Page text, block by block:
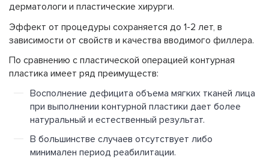
дерматологи и пластические хирурги.
Эффект от процедуры сохраняется до 1-2 лет, в
зависимости от свойств и качества вводимого филлера.
По сравнению с пластической операцией контурная
пластика имеет ряд преимуществ:
Восполнение дефицита объема мягких тканей лица
при выполнении контурной пластики дает более
натуральный и естественный результат.
В большинстве случаев отсутствует либо
минимален период реабилитации.